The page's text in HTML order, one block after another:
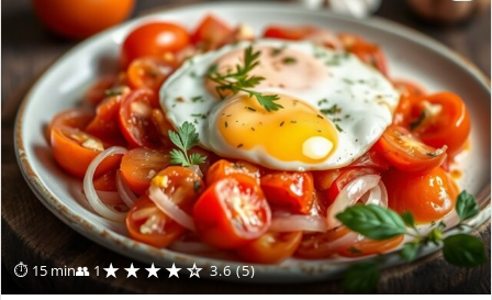
⏱ 15 min👥 1★★★★☆ 3.6 (5)